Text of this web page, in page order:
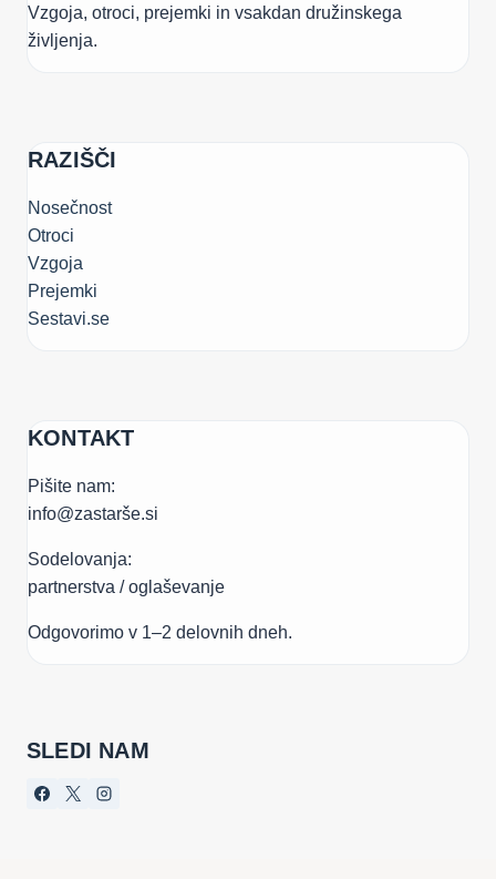
Vzgoja, otroci, prejemki in vsakdan družinskega
življenja.
RAZIŠČI
Nosečnost
Otroci
Vzgoja
Prejemki
Sestavi.se
KONTAKT
Pišite nam:
info@zastarše.si
Sodelovanja:
partnerstva / oglaševanje
Odgovorimo v 1–2 delovnih dneh.
SLEDI NAM